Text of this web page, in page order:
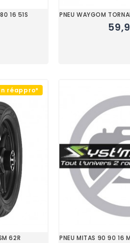
16 51S PNEU WAYGOM
réappro*
62R PNEU MITAS 90 90 16